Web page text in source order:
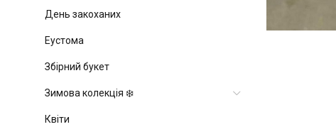
День закоханих
Еустома
Збірний букет
Зимова колекція ❄️
Квіти